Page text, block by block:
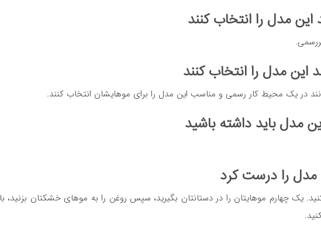
این مدل را انتخاب کنند
این مدل را انتخاب کنند
مدل باید داشته باشید
را درست کرد
یک چهارم موهایتان را در دستانتان بگیرید، سپس روغن را به موهای خشکتان بزنید، با